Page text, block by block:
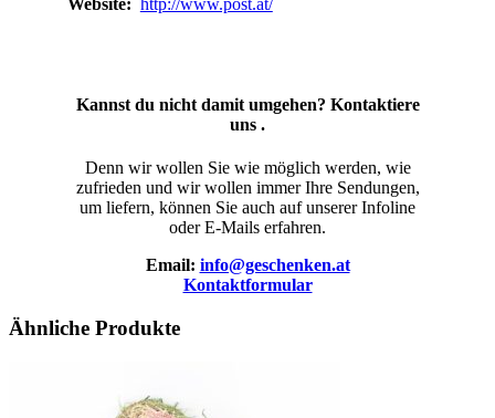
Website: http://www.post.at/
Kannst du nicht damit umgehen? Kontaktiere
uns .
Denn wir wollen Sie wie möglich werden, wie
zufrieden und wir wollen immer Ihre Sendungen,
um liefern, können Sie auch auf unserer Infoline
oder E-Mails erfahren.
Email: info@geschenken.at
Kontaktformular
Ähnliche Produkte